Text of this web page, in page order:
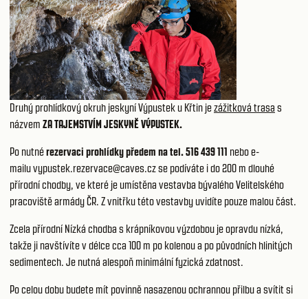
Druhý prohlídkový okruh jeskyní Výpustek u Křtin jezážitková trasa s
názvem ZA TAJEMSTVÍM JESKYNĚ VÝPUSTEK.
Po nutnérezervaci prohlídky předem na tel. 516 439 111 nebo e-
mailuvypustek.rezervace@caves.czse podíváte i do 200 m dlouhé
přírodní chodby, ve které je umístěna vestavba bývalého Velitelského
pracoviště armády ČR. Z vnitřku této vestavby uvidíte pouze malou část.
Zcela přírodní Nízká chodba s krápníkovou výzdobou je opravdu nízká,
takže ji navštívíte v délce cca 100 m po kolenou a po původních hlinitých
sedimentech. Je nutná alespoň minimální fyzická zdatnost.
Po celou dobu budete mít povinně nasazenou ochrannou přilbu a svítit si